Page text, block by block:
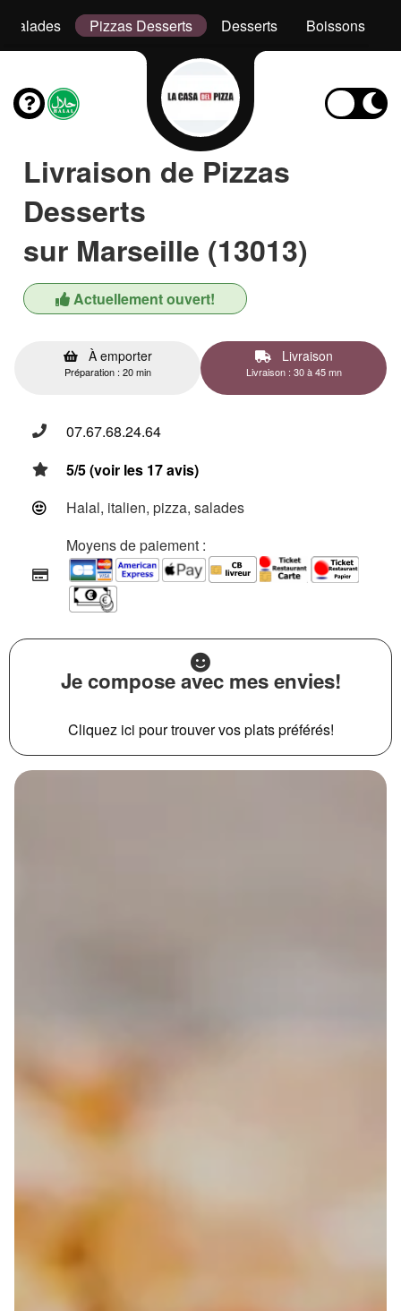
Salades Pizzas Desserts Desserts Boissons
Livraison de Pizzas
Desserts
sur Marseille (13013)
Actuellement ouvert!
À emporter
Préparation : 20 min
Livraison
Livraison : 30 à 45 mn
07.67.68.24.64
5/5 (voir les 17 avis)
Halal, italien, pizza, salades
Moyens de paiement :
Je compose avec mes envies!
Cliquez ici pour trouver vos plats préférés!